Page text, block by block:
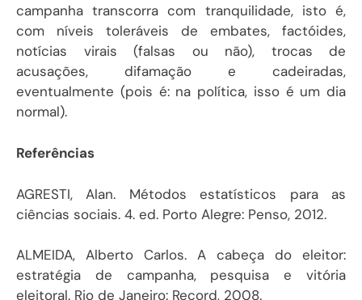
campanha transcorra com tranquilidade, isto é,
com níveis toleráveis de embates, factóides,
notícias virais (falsas ou não), trocas de
acusações, difamação e cadeiradas,
eventualmente (pois é: na política, isso é um dia
normal).
Referências
AGRESTI, Alan. Métodos estatísticos para as
ciências sociais. 4. ed. Porto Alegre: Penso, 2012.
ALMEIDA, Alberto Carlos. A cabeça do eleitor:
estratégia de campanha, pesquisa e vitória
eleitoral. Rio de Janeiro: Record, 2008.